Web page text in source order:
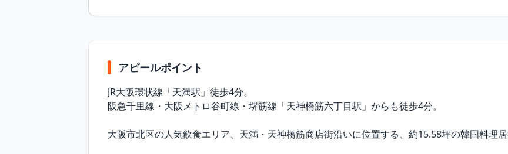
アピールポイント
JR大阪環状線「天満駅」徒歩4分。
阪急千里線・大阪メトロ谷町線・堺筋線「天神橋筋六丁目駅」からも徒歩4分。
大阪市北区の人気飲食エリア、天満・天神橋筋商店街沿いに位置する、約15.58坪の韓国料理居